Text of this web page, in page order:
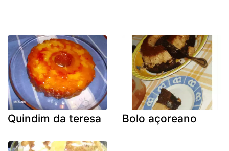
Quindim da teresa Bolo açoreano